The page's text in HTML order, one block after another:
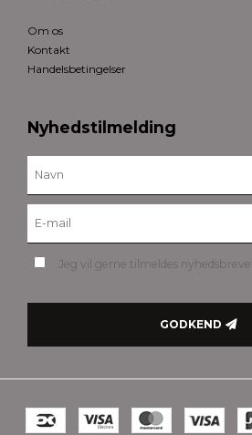
Om os
Kontakt
Handelsbetingelser
Nyhedstilmelding
Jeg vil gerne tilmeldes
GODKEND